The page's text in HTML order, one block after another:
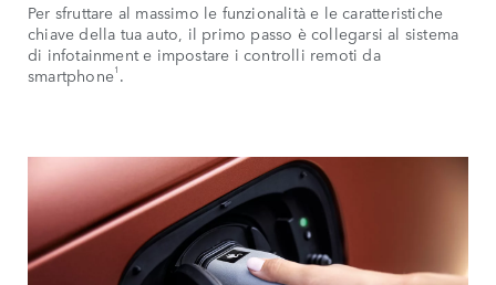
Per sfruttare al massimo le funzionalità e le caratteristiche
chiave della tua auto, il primo passo è collegarsi al sistema
di infotainment e impostare i controlli remoti da
smartphone1 .